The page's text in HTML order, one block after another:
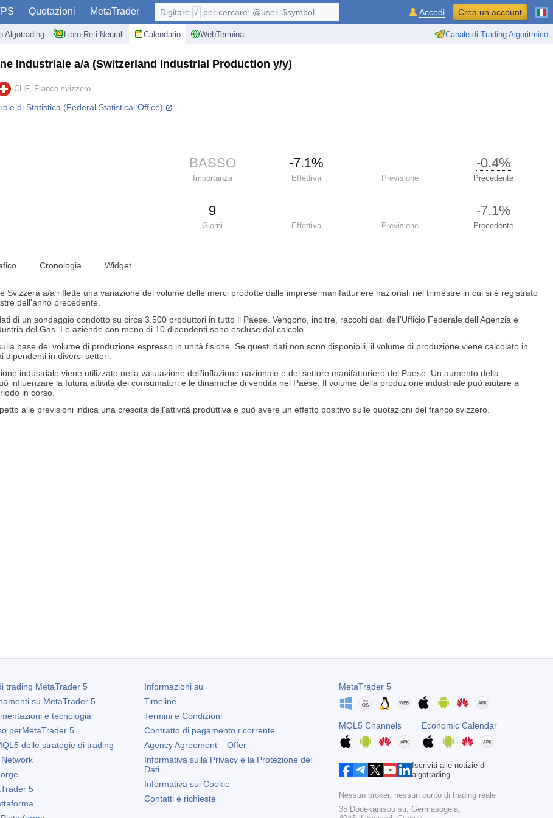
Quotazioni MetaTrader
Algotrading Libro Reti Neurali Calendario WebTerminal Canale di Trading Algoritmico
Digitare / per cercare: @user, $symbol, ... Accedi Crea un account
Industriale a/a (Switzerland Industrial Production y/y)
CHF, Franco svizzero
di Statistica (Federal Statistical Office)
BASSO -7.1% -0.4%
Importanza Effettiva Previsione Precedente
9 -7.1%
Giorni Effettiva Previsione Precedente
Cronologia Widget
Svizzera a/a riflette una variazione del volume delle merci prodotte dalle imprese manifatturiere nazionali nel trimestre in cui si è registrato
dell'anno precedente.
di un sondaggio condotto su circa 3.500 produttori in tutto il Paese. Vengono, inoltre, raccolti dati dell'Ufficio Federale dell'Agenzia e
del Gas. Le aziende con meno di 10 dipendenti sono escluse dal calcolo.
base del volume di produzione espresso in unità fisiche. Se questi dati non sono disponibili, il volume di produzione viene calcolato in
dipendenti in diversi settori.
industriale viene utilizzato nella valutazione dell'inflazione nazionale e del settore manifatturiero del Paese. Un aumento della
influenzare la futura attività dei consumatori e le dinamiche di vendita nel Paese. Il volume della produzione industriale può aiutare a
in corso.
alle previsioni indica una crescita dell'attività produttiva e può avere un effetto positivo sulle quotazioni del franco svizzero.
trading MetaTrader 5
su MetaTrader 5
e tecnologia
perMetaTrader 5
delle strategie di trading
5
Informazioni su
Timeline
Termini e Condizioni
Contratto di pagamento ricorrente
Agency Agreement – Offer
Informativa sulla Privacy e la Protezione dei
Dati
Informativa sui Cookie
Contatti e richieste
MetaTrader 5
MQL5 Channels Economic Calendar
Iscriviti alle notizie di
algotrading
Nessun broker, nessun conto di trading reale
35 Dodekanisou str, Germasogeia,